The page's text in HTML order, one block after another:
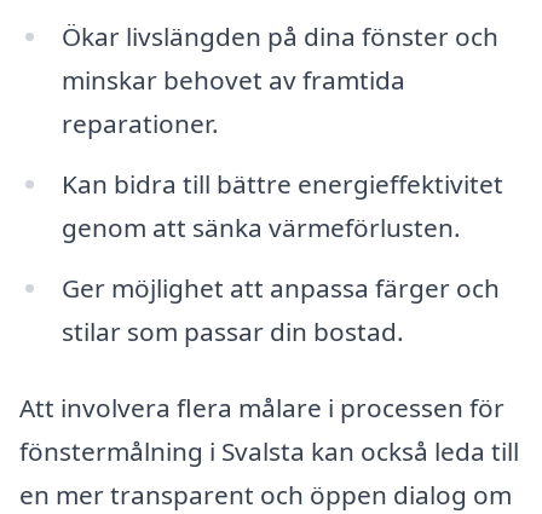
Ökar livslängden på dina fönster och
minskar behovet av framtida
reparationer.
Kan bidra till bättre energieffektivitet
genom att sänka värmeförlusten.
Ger möjlighet att anpassa färger och
stilar som passar din bostad.
Att involvera flera målare i processen för
fönstermålning i Svalsta kan också leda till
en mer transparent och öppen dialog om